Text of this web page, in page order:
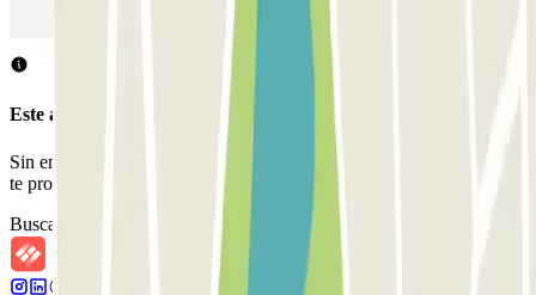
Este aparcamiento no acepta reservas a través de Parclick.
Sin embargo, puedes reservar en uno de los parkings cercanos que
te proponemos.
Buscar parkings cercanos